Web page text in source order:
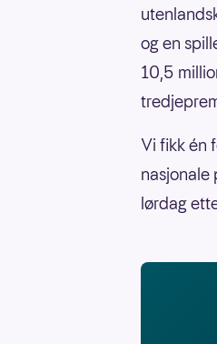
og en
10,5
Vi fikk én
nasjonale
lørdag